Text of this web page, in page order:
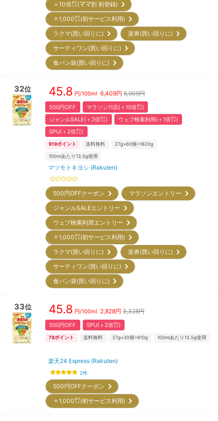
＋10倍㌽(ママ割 初登録)
＋1,000㌽(初サービス利用)
ラクマ(買い回りに)
楽券(買い回りに)
サーティワン(買い回りに)
食パン袋(買い回りに)
32位 45.8 円/100ml 6,409円 6,909円
500円OFF
マラソン11店(＋10倍㌽)
ジャンルSALE(＋2倍㌽)
ウェブ検索利用(＋1倍㌽)
SPU(＋2倍㌽)
919ポイント 送料無料 27g×60個=1620g
100mlあたり13.5g使用
マツモトキヨシ (Rakuten)
500円OFFクーポン
マラソンエントリー
ジャンルSALEエントリー
ウェブ検索利用エントリー
＋1,000㌽(初サービス利用)
ラクマ(買い回りに)
楽券(買い回りに)
サーティワン(買い回りに)
食パン袋(買い回りに)
33位 45.8 円/100ml 2,828円 3,328円
500円OFF SPU(＋2倍㌽)
78ポイント 送料無料 27g×30個=810g 100mlあたり13.5g使用
楽天24 Express (Rakuten)
2件
500円OFFクーポン
＋1,000㌽(初サービス利用)